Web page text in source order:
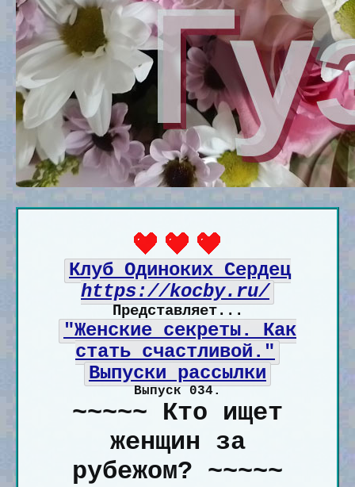
Клуб Одиноких Сердец
https://kocby.ru/
Представляет...
"Женские секреты. Как
стать счастливой."
Выпуски рассылки
Выпуск 034.
~~~~~ Кто ищет
женщин за
рубежом? ~~~~~